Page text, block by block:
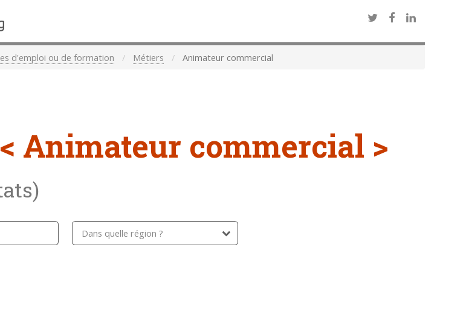
d'emploi ou de formation Métiers Animateur commercial
< Animateur commercial >